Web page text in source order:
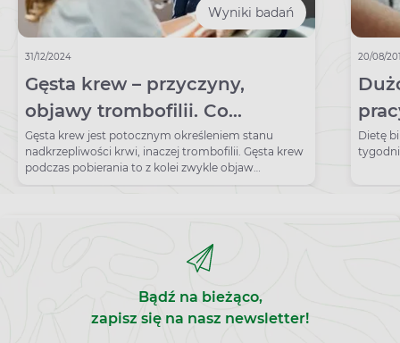
Wyniki badań
31/12/2024
Gęsta krew – przyczyny,
objawy trombofilii. Co
zagęszcza krew?
Gęsta krew jest potocznym określeniem stanu
nadkrzepliwości krwi, inaczej trombofilii. Gęsta krew
podczas pobierania to z kolei zwykle objaw
odwodnienia.
20/08/
Dietę
Bądź na bieżąco,
zapisz się na nasz newsletter!